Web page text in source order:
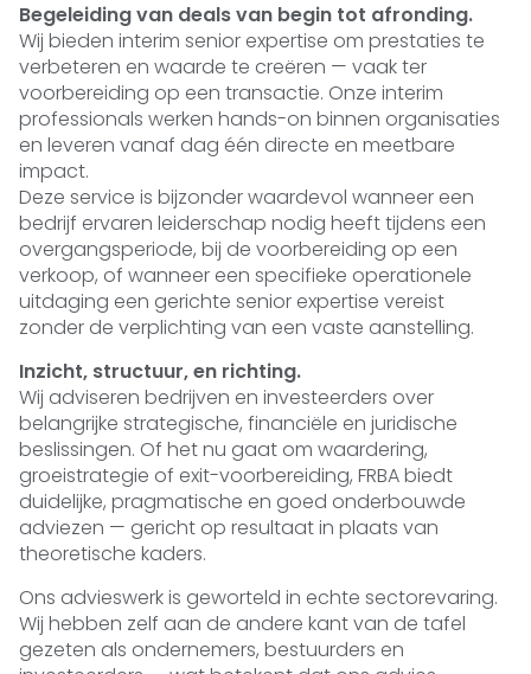
Begeleiding van deals van begin tot afronding.
Wij bieden interim senior expertise om prestaties te
verbeteren en waarde te creëren — vaak ter
voorbereiding op een transactie. Onze interim
professionals werken hands-on binnen organisaties
en leveren vanaf dag één directe en meetbare
impact.
Deze service is bijzonder waardevol wanneer een
bedrijf ervaren leiderschap nodig heeft tijdens een
overgangsperiode, bij de voorbereiding op een
verkoop, of wanneer een specifieke operationele
uitdaging een gerichte senior expertise vereist
zonder de verplichting van een vaste aanstelling.
Inzicht, structuur, en richting.
Wij adviseren bedrijven en investeerders over
belangrijke strategische, financiële en juridische
beslissingen. Of het nu gaat om waardering,
groeistrategie of exit-voorbereiding, FRBA biedt
duidelijke, pragmatische en goed onderbouwde
adviezen — gericht op resultaat in plaats van
theoretische kaders.
Ons advieswerk is geworteld in echte sectorevaring.
Wij hebben zelf aan de andere kant van de tafel
gezeten als ondernemers, bestuurders en